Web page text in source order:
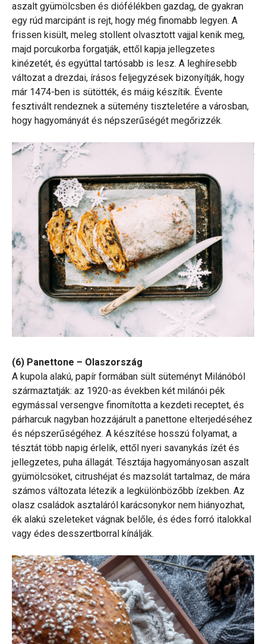
aszalt gyümölcsben és diófélékben gazdag, de gyakran
egy rúd marcipánt is rejt, hogy még finomabb legyen. A
frissen kisült, meleg stollent olvasztott vajjal kenik meg,
majd porcukorba forgatják, ettől kapja jellegzetes
kinézetét, és egyúttal tartósabb is lesz. A leghíresebb
változat a drezdai, írásos feljegyzések bizonyítják, hogy
már 1474-ben is sütötték, és máig készítik. Évente
fesztivált rendeznek a sütemény tiszteletére a városban,
hogy hagyományát és népszerűségét megőrizzék.
(6) Panettone – Olaszország
A kupola alakú, papír formában sült süteményt Milánóból
származtatják: az 1920-as években két milánói pék
egymással versengve finomította a kezdeti receptet, és
párharcuk nagyban hozzájárult a panettone elterjedéséhez
és népszerűségéhez. A készítése hosszú folyamat, a
tésztát több napig érlelik, ettől nyeri savanykás ízét és
jellegzetes, puha állagát. Tésztája hagyományosan aszalt
gyümölcsöket, citrushéjat és mazsolát tartalmaz, de mára
számos változata létezik a legkülönbözőbb ízekben. Az
olasz családok asztaláról karácsonykor nem hiányozhat,
ék alakú szeleteket vágnak belőle, és édes forró italokkal
vagy édes desszertborral kínálják.